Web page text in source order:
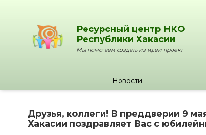
Ресурсный центр НКО
Республики Хакасии
Мы помогаем создать из идеи проект
Новости
Друзья, коллеги! В преддверии 9
Хакасии поздравляет Вас с